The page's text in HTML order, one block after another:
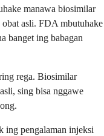
manawa biosimilar
asli. FDA mbutuhake
banget ing babagan
rega. Biosimilar
sing bisa nggawe
ing pengalaman injeksi